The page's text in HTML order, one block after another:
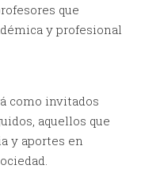
que
y profesional
como invitados
aquellos que
y aportes en